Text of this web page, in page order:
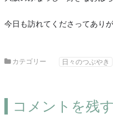
今日も訪れてくださってあり
カテゴリー 日々のつぶやき
コメントを残す